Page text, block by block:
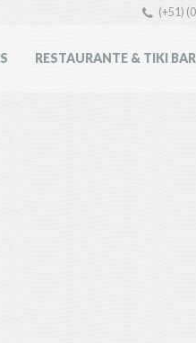
(+51)
RESTAURANTE & TIKI BAR